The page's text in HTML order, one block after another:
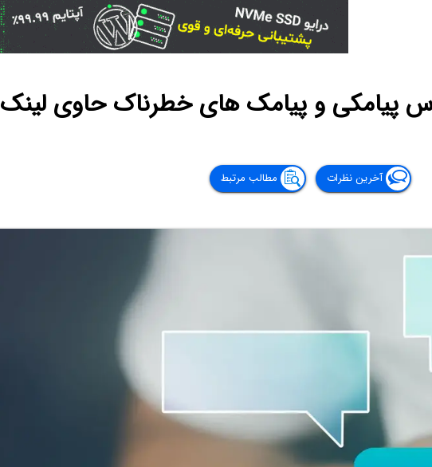
پیامکی و پیامک های خطرناک حاوی لینک
آخرین نظرات مطالب مرتبط